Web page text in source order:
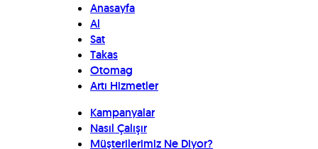
Anasayfa
Al
Sat
Takas
Otomag
Artı Hizmetler
Kampanyalar
Nasıl Çalışır
Müşterilerimiz Ne Diyor?